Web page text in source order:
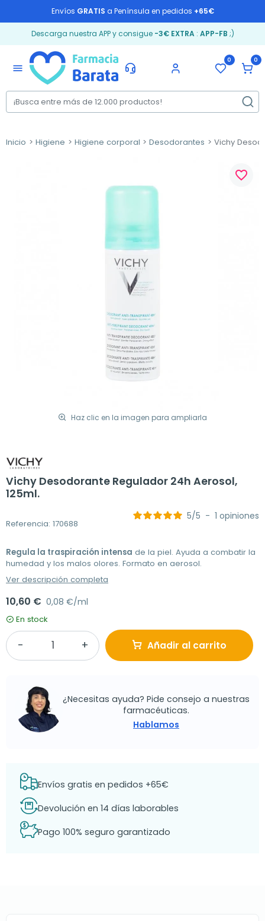
Envíos GRATIS a Península en pedidos +65€
Descarga nuestra APP y consigue -3€ EXTRA: APP-FB ;)
menu
0 0
Inicio Higiene Higiene corporal Desodorantes Vichy
Haz clic en la imagen para ampliarla
favorite_border
Vichy Desodorante Regulador 24h Aerosol,
125ml.
Referencia: 170688
5/5 - 1 opiniones
Regula la traspiración intensa de la piel. Ayuda a combatir la
humedad y los malos olores. Formato en aerosol.
Ver descripción completa
10,60 € 0,08 €/ml
En stock
Añadir al carrito
¿Necesitas ayuda? Pide consejo a nuestras
farmacéuticas.
Hablamos
Envíos gratis en pedidos +65€
Devolución en 14 días laborables
Pago 100% seguro garantizado